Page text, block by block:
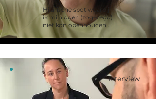
Hilarische spot waarbij
ik mijn ogen (zogezegd)
niet kon openhouden...
Interview